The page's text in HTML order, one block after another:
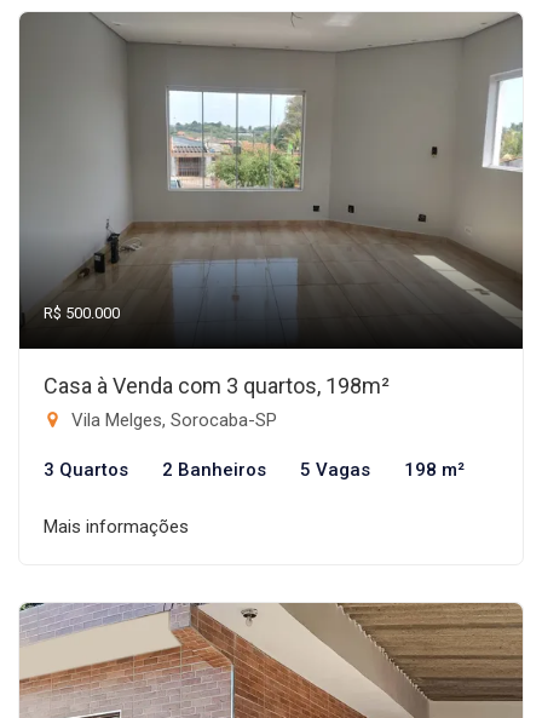
R$ 500.000
Casa à Venda com 3 quartos, 198m²
Vila Melges, Sorocaba-SP
3 Quartos 2 Banheiros 5 Vagas 198 m²
Mais informações